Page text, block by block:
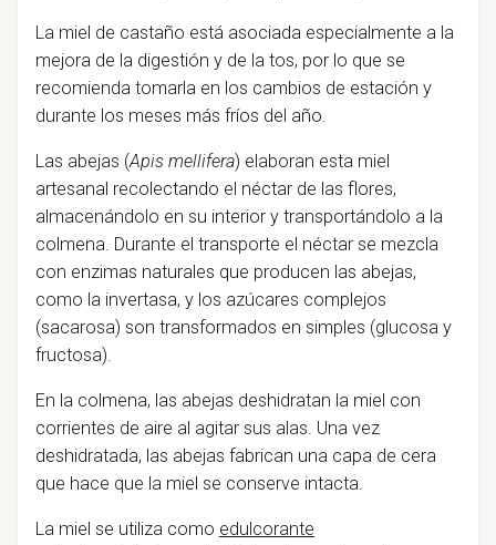
La miel de castaño está asociada especialmente a la
mejora de la digestión y de la tos, por lo que se
recomienda tomarla en los cambios de estación y
durante los meses más fríos del año.
Las abejas (Apis mellifera) elaboran esta miel
artesanal recolectando el néctar de las flores,
almacenándolo en su interior y transportándolo a la
colmena. Durante el transporte el néctar se mezcla
con enzimas naturales que producen las abejas,
como la invertasa, y los azúcares complejos
(sacarosa) son transformados en simples (glucosa y
fructosa).
En la colmena, las abejas deshidratan la miel con
corrientes de aire al agitar sus alas. Una vez
deshidratada, las abejas fabrican una capa de cera
que hace que la miel se conserve intacta.
La miel se utiliza como edulcorante